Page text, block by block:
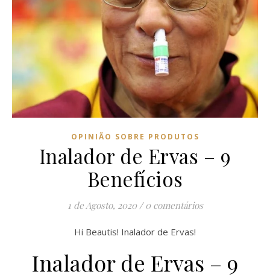
OPINIÃO SOBRE PRODUTOS
Inalador de Ervas – 9
Benefícios
1 de Agosto, 2020 / 0 comentários
Hi Beautis! Inalador de Ervas!
Inalador de Ervas – 9